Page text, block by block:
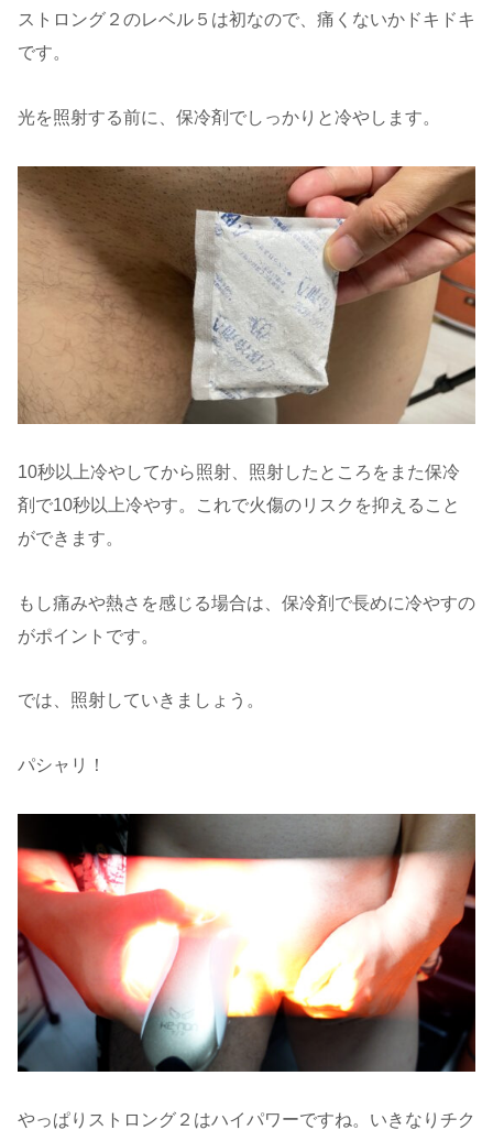
ストロング２のレベル５は初なので、痛くないかドキドキ
です。
光を照射する前に、保冷剤でしっかりと冷やします。
10秒以上冷やしてから照射、照射したところをまた保冷
剤で10秒以上冷やす。これで火傷のリスクを抑えること
ができます。
もし痛みや熱さを感じる場合は、保冷剤で長めに冷やすの
がポイントです。
では、照射していきましょう。
パシャリ！
やっぱりストロング２はハイパワーですね。いきなりチク